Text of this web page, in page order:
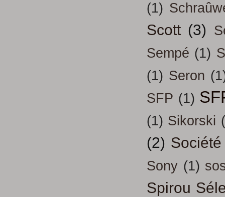
(1)
Scott (3)
Sempé (1)
(1) Seron
SFP (1)
(1) Sikorski
(2) Société
Sony (1)
Spirou